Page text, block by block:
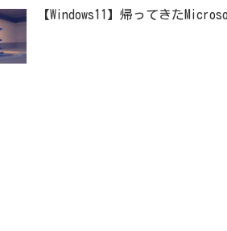
【Windows11】帰ってきた